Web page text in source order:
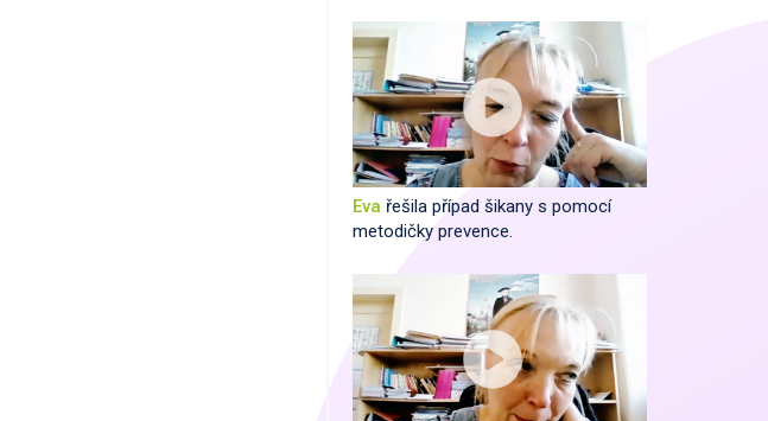
Eva řešila případ šikany s pomocí
metodičky prevence.